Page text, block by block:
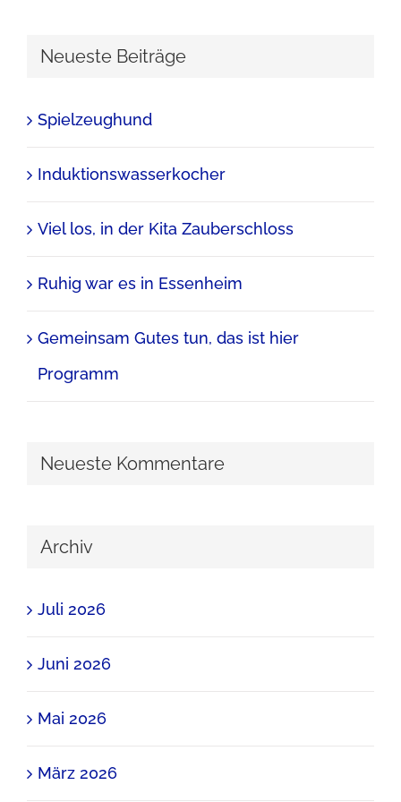
Neueste Beiträge
Spielzeughund
Induktionswasserkocher
Viel los, in der Kita Zauberschloss
Ruhig war es in Essenheim
Gemeinsam Gutes tun, das ist hier
Programm
Neueste Kommentare
Archiv
Juli 2026
Juni 2026
Mai 2026
März 2026